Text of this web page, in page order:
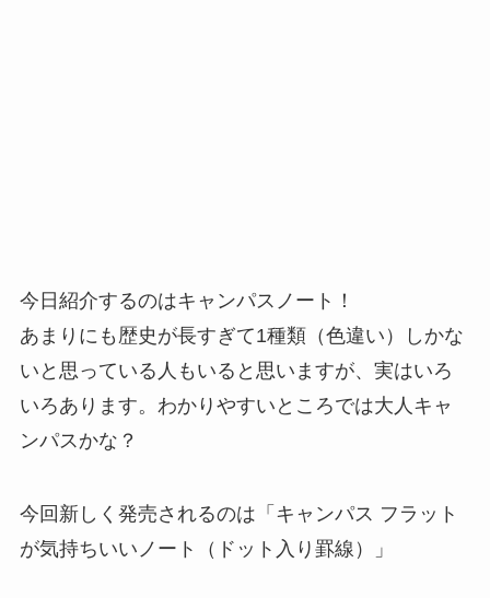
今日紹介するのはキャンパスノート！
あまりにも歴史が長すぎて1種類（色違い）しかな
いと思っている人もいると思いますが、実はいろ
いろあります。わかりやすいところでは大人キャ
ンパスかな？
今回新しく発売されるのは「キャンパス フラット
が気持ちいいノート（ドット入り罫線）」